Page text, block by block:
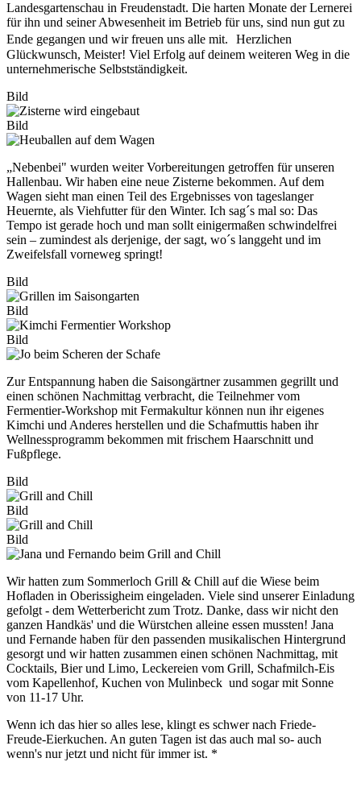
Landesgartenschau in Freudenstadt. Die harten Monate der Lernerei
für ihn und seiner Abwesenheit im Betrieb für uns, sind nun gut zu
Ende gegangen und wir freuen uns alle mit. Herzlichen
Glückwunsch, Meister! Viel Erfolg auf deinem weiteren Weg in die
unternehmerische Selbstständigkeit.
Bild
Bild
„Nebenbei" wurden weiter Vorbereitungen getroffen für unseren
Hallenbau. Wir haben eine neue Zisterne bekommen. Auf dem
Wagen sieht man einen Teil des Ergebnisses von tageslanger
Heuernte, als Viehfutter für den Winter. Ich sag´s mal so: Das
Tempo ist gerade hoch und man sollt einigermaßen schwindelfrei
sein – zumindest als derjenige, der sagt, wo´s langgeht und im
Zweifelsfall vorneweg springt!
Bild
Bild
Bild
Zur Entspannung haben die Saisongärtner zusammen gegrillt und
einen schönen Nachmittag verbracht, die Teilnehmer vom
Fermentier-Workshop mit Fermakultur können nun ihr eigenes
Kimchi und Anderes herstellen und die Schafmuttis haben ihr
Wellnessprogramm bekommen mit frischem Haarschnitt und
Fußpflege.
Bild
Bild
Bild
Wir hatten zum Sommerloch Grill & Chill auf die Wiese beim
Hofladen in Oberissigheim eingeladen. Viele sind unserer Einladung
gefolgt - dem Wetterbericht zum Trotz. Danke, dass wir nicht den
ganzen Handkäs' und die Würstchen alleine essen mussten! Jana
und Fernande haben für den passenden musikalischen Hintergrund
gesorgt und wir hatten zusammen einen schönen Nachmittag, mit
Cocktails, Bier und Limo, Leckereien vom Grill, Schafmilch-Eis
vom Kapellenhof, Kuchen von Mulinbeck und sogar mit Sonne
von 11-17 Uhr.
Wenn ich das hier so alles lese, klingt es schwer nach Friede-
Freude-Eierkuchen. An guten Tagen ist das auch mal so- auch
wenn's nur jetzt und nicht für immer ist. *